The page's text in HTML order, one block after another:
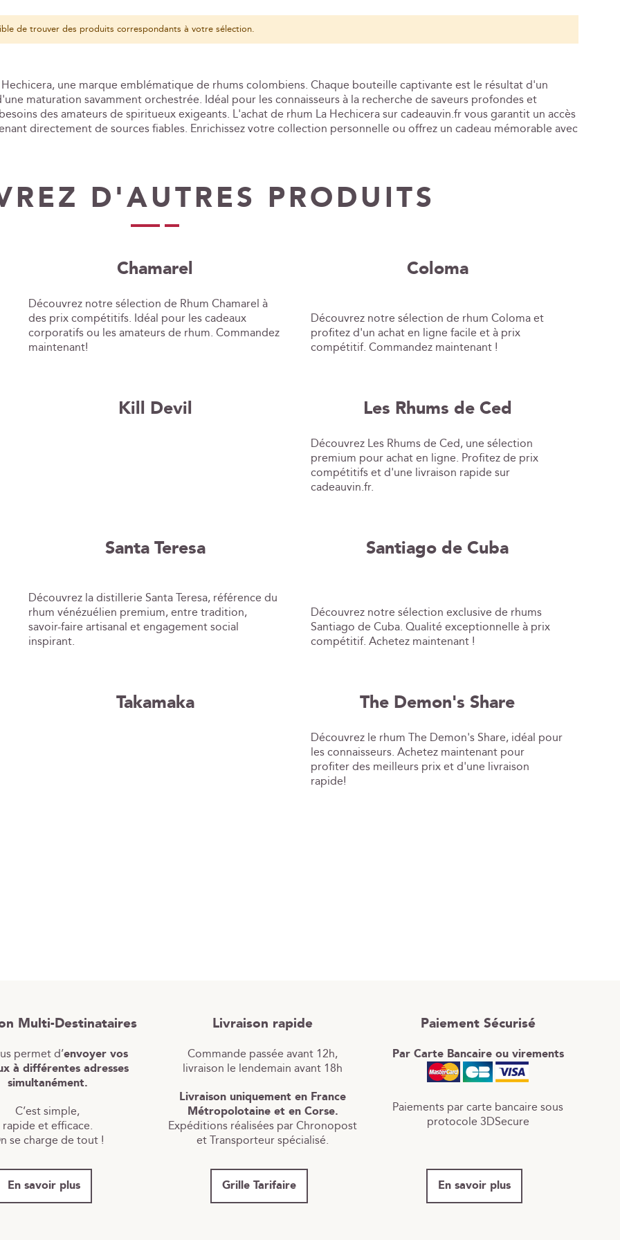
de trouver des produits correspondants à votre sélection.
une marque emblématique de rhums colombiens. Chaque bouteille captivante est le résultat d'un
maturation savamment orchestrée. Idéal pour les connaisseurs à la recherche de saveurs profondes et
des amateurs de spiritueux exigeants. L'achat de rhum La Hechicera sur cadeauvin.fr vous garantit un accès
directement de sources fiables. Enrichissez votre collection personnelle ou offrez un cadeau mémorable avec
D'AUTRES PRODUITS
Chamarel
Découvrez notre sélection de Rhum Chamarel à
des prix compétitifs. Idéal pour les cadeaux
corporatifs ou les amateurs de rhum. Commandez
maintenant!
Coloma
Découvrez notre sélection de rhum Coloma et
profitez d'un achat en ligne facile et à prix
compétitif. Commandez maintenant !
Kill Devil Les Rhums de Ced
Découvrez Les Rhums de Ced, une sélection
premium pour achat en ligne. Profitez de prix
compétitifs et d'une livraison rapide sur
cadeauvin.fr.
Santa Teresa
Découvrez la distillerie Santa Teresa, référence du
rhum vénézuélien premium, entre tradition,
savoir-faire artisanal et engagement social
inspirant.
Santiago de Cuba
Découvrez notre sélection exclusive de rhums
Santiago de Cuba. Qualité exceptionnelle à prix
compétitif. Achetez maintenant !
Takamaka The Demon's Share
Découvrez le rhum The Demon's Share, idéal pour
les connaisseurs. Achetez maintenant pour
profiter des meilleurs prix et d'une livraison
rapide!
Multi-Destinataires
permet d’envoyer vos
à différentes adresses
simultanément.
C’est simple,
rapide et efficace.
se charge de tout !
En savoir plus
Livraison rapide
Commande passée avant 12h,
livraison le lendemain avant 18h
Livraison uniquement en France
Métropolotaine et en Corse.
Expéditions réalisées par Chronopost
et Transporteur spécialisé.
Grille Tarifaire
Paiement Sécurisé
Par Carte Bancaire ou virements
Paiements par carte bancaire sous
protocole 3DSecure
En savoir plus